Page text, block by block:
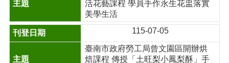
活花藝課程 學員手作永生花盅落實
美學生活
115-07-05
臺南市政府勞工局曾文園區開辦烘
焙課程 傳授「土旺梨小鳳梨酥」手